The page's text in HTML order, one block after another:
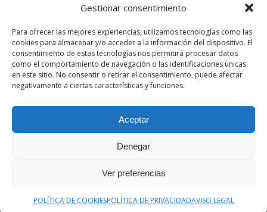
Gestionar consentimiento
Para ofrecer las mejores experiencias, utilizamos tecnologías como las
cookies para almacenar y/o acceder a la información del dispositivo. El
consentimiento de estas tecnologías nos permitirá procesar datos
como el comportamiento de navegación o las identificaciones únicas
en este sitio. No consentir o retirar el consentimiento, puede afectar
negativamente a ciertas características y funciones.
Aceptar
Denegar
Ver preferencias
POLÍTICA DE COOKIESPOLÍTICA DE PRIVACIDADAVISO LEGAL
Podcast de Medicina · by casiMedicos
Radio casiMedicos
. Los contenidos pertenecen a sus
autores originales y se muestran mediante
Política de privacidad